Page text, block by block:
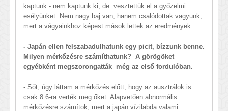
kaptunk - nem kaptunk ki, de vesztettük el a győzelmi
esélyünket. Nem nagy baj van, hanem csalódottak vagyunk,
mert a vágyainkhoz képest mások lettek az eredmények.
- Japán ellen felszabadulhatunk egy picit, bízzunk benne.
Milyen mérkőzésre számíthatunk? A görögöket
egyébként megszorongatták még az első fordulóban.
- Sőt, úgy láttam a mérkőzés előtt, hogy az ausztrálok is
csak 8:6-ra verték meg őket. Alapvetően abnormális
mérkőzésre számítok, mert a japán vízilabda valami